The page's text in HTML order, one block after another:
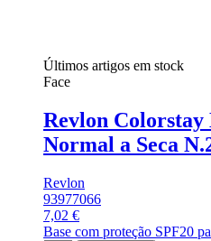
Últimos artigos em stock
Face
Revlon Colorstay
Normal a Seca
Revlon
93977066
7,02 €
Base com proteção SPF20